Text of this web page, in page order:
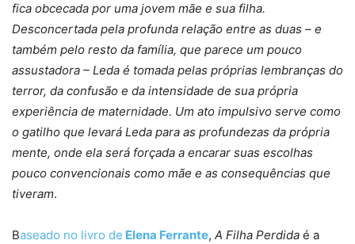
fica obcecada por uma jovem mãe e sua filha.
Desconcertada pela profunda relação entre as duas – e
também pelo resto da família, que parece um pouco
assustadora – Leda é tomada pelas próprias lembranças do
terror, da confusão e da intensidade de sua própria
experiência de maternidade. Um ato impulsivo serve como
o gatilho que levará Leda para as profundezas da própria
mente, onde ela será forçada a encarar suas escolhas
pouco convencionais como mãe e as consequências que
tiveram.
Baseado no livro de Elena Ferrante, A Filha Perdida é a